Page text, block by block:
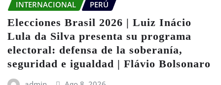
INTERNACIONAL PERÚ
Elecciones Brasil 2026 | Luiz Inácio
Lula da Silva presenta su programa
electoral: defensa de la soberanía,
seguridad e igualdad | Flávio Bolsonaro